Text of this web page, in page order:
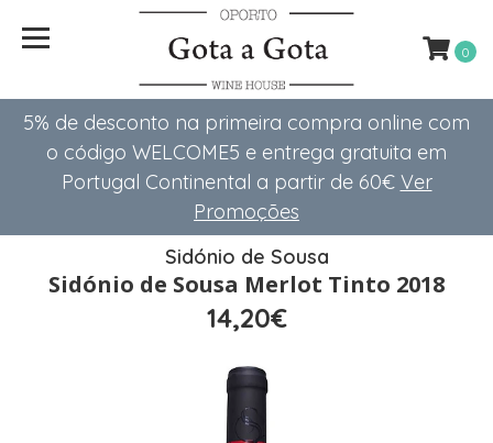
5% de desconto na primeira compra online com
o código WELCOME5 e entrega gratuita em
Portugal Continental a partir de 60€ Ver
Promoções
0
Sidónio de Sousa
Sidónio de Sousa Merlot Tinto 2018
14,20€